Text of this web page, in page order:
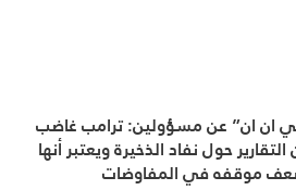
ان ان” عن مسؤولين: ترامب غاضب
حول نفاد الذخيرة ويعتبر أنها
موقفه في المفاوضات